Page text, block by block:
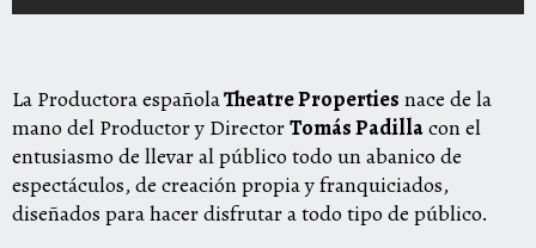
La Productora españolaTheatre Properties nace de la
mano del Productor y DirectorTomás Padillacon el
entusiasmo de llevar al público todo un abanico de
espectáculos, de creación propia y franquiciados,
diseñados para hacer disfrutar a todo tipo de público.